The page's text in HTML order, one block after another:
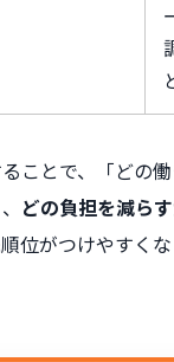
ことで、「どの
どの負担を減ら
位がつけやすくな